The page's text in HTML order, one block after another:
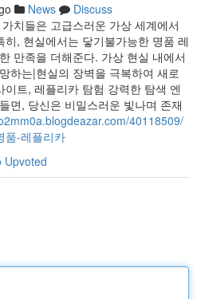
News
Discuss
치들은 고급스러운 가상 세계에서
, 현실에서는 닿기불가능한 명품 레
만족을 더해준다. 가상 현실 내에서
하는|현실의 장벽을 극복하여 새로
트, 레플리카 탐험 강력한 탐색 엔
면, 당신은 비밀스러운 빛나며 존재
40118509/
품-레플리카
Upvoted